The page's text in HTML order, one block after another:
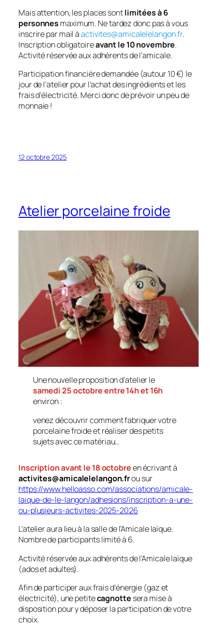
Mais attention, les places sontlimitées à 6
personnes maximum. Ne tardez donc pas à vous
inscrire par mail àactivites@amicalelelangon.fr.
Inscription obligatoireavant le 10 novembre.
Activité réservée aux adhérents de l’amicale.
Participation financière demandée (autour 10 €) le
jour de l’atelier pour l’achat des ingrédients et les
frais d’électricité. Merci donc de prévoir un peu de
monnaie !
12 octobre 2025
Atelier porcelaine froide
Une nouvelle proposition d’atelier le
samedi 25 octobre entre 14h et 16h
environ :
venez découvrir comment fabriquer votre
porcelaine froide et réaliser des petits
sujets avec ce matériau…
Inscription avant le 18 octobreen écrivant à
activites@amicalelelangon.frou sur
https://www.helloasso.com/associations/amicale-
laique-de-le-langon/adhesions/inscription-a-une-
ou-plusieurs-activites-2025-2026
L’atelier aura lieu à la salle de l’Amicale laïque.
Nombre de participants limité à 6.
Activité réservée aux adhérents de l’Amicale laïque
(ados et adultes).
Afin de participer aux frais d’énergie (gaz et
électricité), une petitecagnotte sera mise à
disposition pour y déposer la participation de votre
choix.